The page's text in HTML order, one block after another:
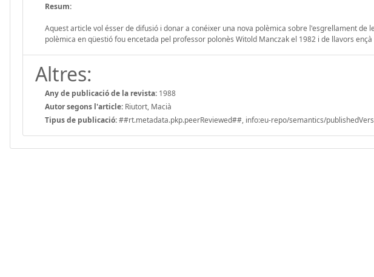
Resum:
Aquest article vol ésser de difusió i donar a conéixer una nova polèmica sobre l'esgrellament de
polèmica en qüestió fou encetada pel professor polonès Witold Manczak el 1982 i de llavors ençà
Altres:
Any de publicació de la revista: 1988
Autor segons l'article: Riutort, Macià
Tipus de publicació:##rt.metadata.pkp.peerReviewed##, info:eu-repo/semantics/